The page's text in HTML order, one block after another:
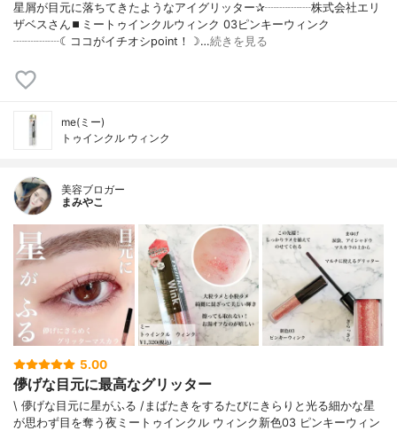
星屑が目元に落ちてきたようなアイグリッター✰┈┈┈┈株式会社エリ
ザベスさん⏹ミートゥインクルウィンク 03ピンキーウィンク
┈┈┈┈☾ココがイチオシpoint！☽…続きを見る
me(ミー)
トゥインクル ウィンク
美容ブロガー
まみやこ
5.00
儚げな目元に最高なグリッター
\ 儚げな目元に星がふる /⁡⁡まばたきをするたびにきらりと光る細かな星
が思わず目を奪う夜⁡⁡⁡ミートゥインクル ウィンク新色03 ピンキーウィン